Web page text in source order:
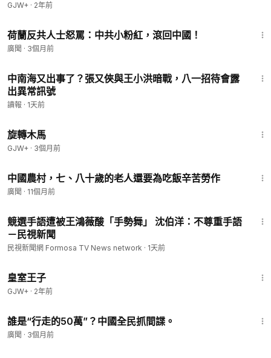
GJW+ · 2年前
荷蘭反共人士怒罵：中共小粉紅，滾回中國！
廣聞 · 3個月前
中南海又出事了？張又俠與王小洪暗戰，八一招待會露
出異常訊號
讀報 · 1天前
旋轉木馬
GJW+ · 3個月前
中國農村，七、八十歲的老人還要為吃飯辛苦勞作
廣聞 · 11個月前
競選手語遭被王鴻薇酸「手勢舞」 沈伯洋：不尊重手語
－民視新聞
民視新聞網 Formosa TV News network · 1天前
皇室王子
GJW+ · 2年前
誰是“行走的50萬”？中國全民抓間諜。
廣聞 · 3個月前